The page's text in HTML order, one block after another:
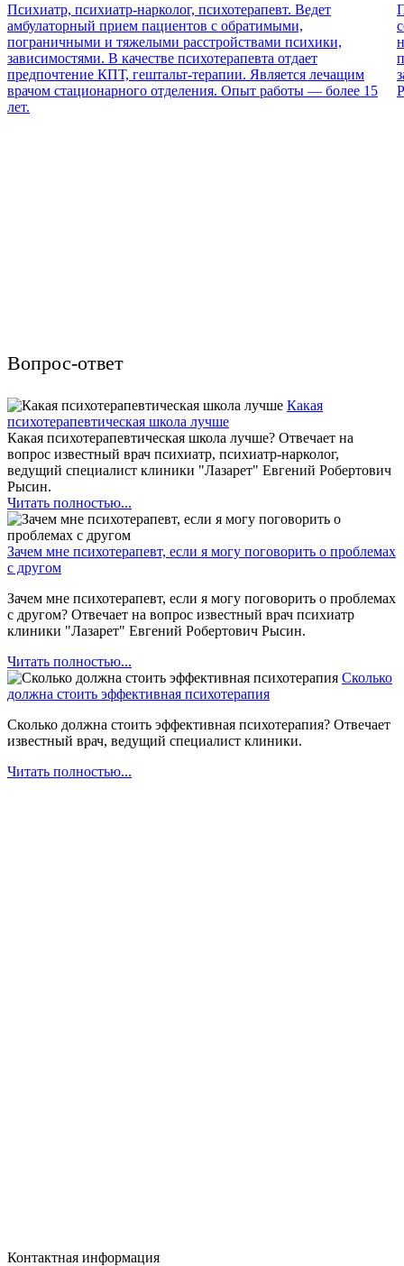
Психиатр, психиатр-нарколог, психотерапевт. Ведет
амбулаторный прием пациентов с обратимыми,
пограничными и тяжелыми расстройствами психики,
зависимостями. В качестве психотерапевта отдает
предпочтение КПТ, гештальт-терапии. Является лечащим
врачом стационарного отделения. Опыт работы — более 15
лет.
Вопрос-ответ
Какая
психотерапевтическая школа лучше
Какая психотерапевтическая школа лучше? Отвечает на
вопрос известный врач психиатр, психиатр-нарколог,
ведущий специалист клиники "Лазарет" Евгений Робертович
Рысин.
Читать полностью...
Зачем мне психотерапевт, если я могу поговорить о проблемах
с другом
Зачем мне психотерапевт, если я могу поговорить о проблемах
с другом? Отвечает на вопрос известный врач психиатр
клиники "Лазарет" Евгений Робертович Рысин.
Читать полностью...
Сколько
должна стоить эффективная психотерапия
Сколько должна стоить эффективная психотерапия? Отвечает
известный врач, ведущий специалист клиники.
Читать полностью...
Контактная информация